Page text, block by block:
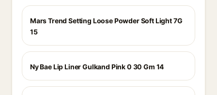
Mars Trend Setting Loose Powder Soft Light 7G
15
Ny Bae Lip Liner Gulkand Pink 0 30 Gm 14